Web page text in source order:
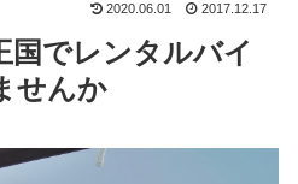
2020.06.01 2017.12.17
国でレンタルバイ
せんか